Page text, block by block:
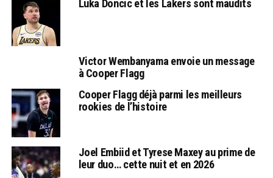
Luka Doncic et les Lakers sont maudits
Victor Wembanyama envoie un message
à Cooper Flagg
Cooper Flagg déjà parmi les meilleurs
rookies de l’histoire
Joel Embiid et Tyrese Maxey au prime de
leur duo… cette nuit et en 2026